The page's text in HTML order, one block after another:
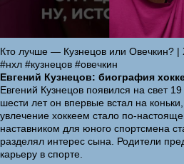
Кто лучше — Кузнецов или Овечкин? |
#нхл #кузнецов #овечкин
Евгений Кузнецов: биография
Евгений Кузнецов появился на свет
шести лет он впервые встал на
увлечение хоккеем стало по-
наставником для юного спортсмена
разделял интерес сына. Родители
карьеру в спорте.